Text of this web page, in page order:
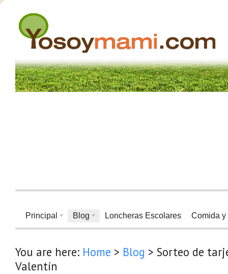
Principal Blog Loncheras Escolares Comida y
You are here: Home > Blog > Sorteo de
Valentín